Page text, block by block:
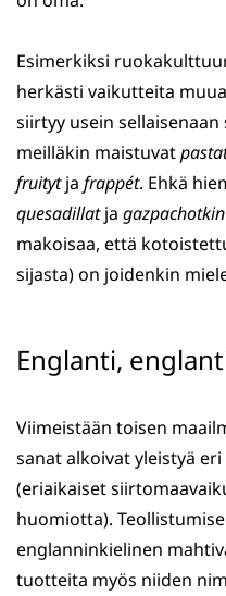
Esimerkiksi
herkästi vaikutteita
siirtyy usein
meilläkin maistuvat
fruitytja frappét. Ehkä
quesadillatja gazpachotkin
makoisaa, että
sijasta) on joidenkin
Englanti,
Viimeistään toisen
sanat alkoivat yleistyä
(eriaikaiset
huomiotta).
englanninkielinen
tuotteita myös niiden